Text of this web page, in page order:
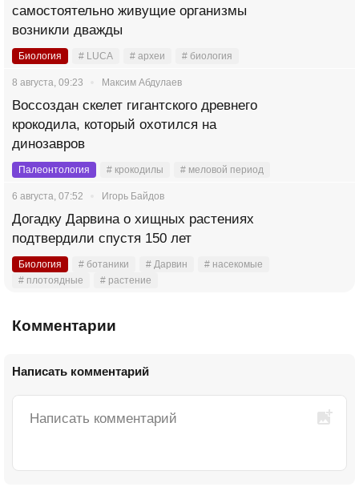
самостоятельно живущие организмы
возникли дважды
Биология # LUCA # археи # биология
8 августа, 09:23 Максим Абдулаев
Воссоздан скелет гигантского древнего
крокодила, который охотился на
динозавров
Палеонтология # крокодилы # меловой период
6 августа, 07:52 Игорь Байдов
Догадку Дарвина о хищных растениях
подтвердили спустя 150 лет
Биология # ботаники # Дарвин
# насекомые
# плотоядные
# растение
Комментарии
Написать комментарий